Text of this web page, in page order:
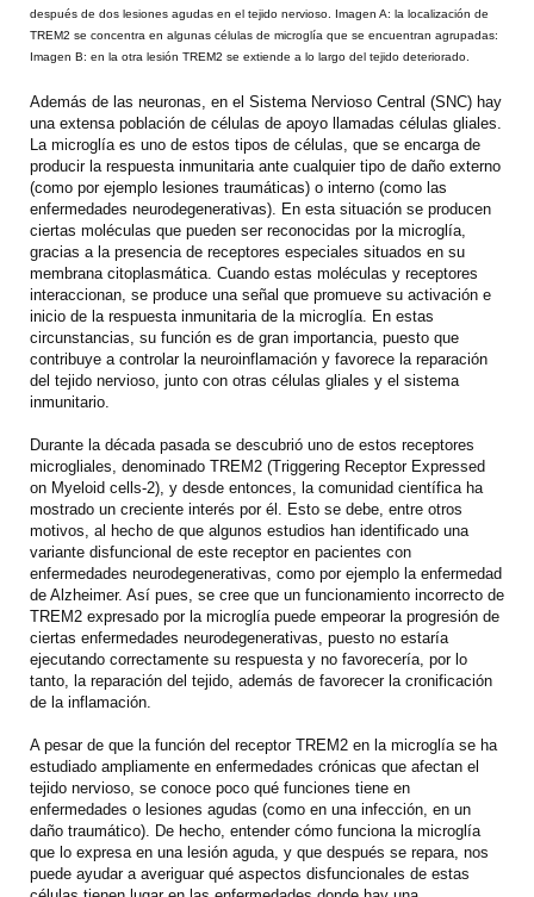
después de dos lesiones agudas en el tejido nervioso. Imagen A: la localización de
TREM2 se concentra en algunas células de microglía que se encuentran agrupadas:
Imagen B: en la otra lesión TREM2 se extiende a lo largo del tejido deteriorado.
Además de las neuronas, en el Sistema Nervioso Central (SNC) hay
una extensa población de células de apoyo llamadas células gliales.
La microglía es uno de estos tipos de células, que se encarga de
producir la respuesta inmunitaria ante cualquier tipo de daño externo
(como por ejemplo lesiones traumáticas) o interno (como las
enfermedades neurodegenerativas). En esta situación se producen
ciertas moléculas que pueden ser reconocidas por la microglía,
gracias a la presencia de receptores especiales situados en su
membrana citoplasmática. Cuando estas moléculas y receptores
interaccionan, se produce una señal que promueve su activación e
inicio de la respuesta inmunitaria de la microglía. En estas
circunstancias, su función es de gran importancia, puesto que
contribuye a controlar la neuroinflamación y favorece la reparación
del tejido nervioso, junto con otras células gliales y el sistema
inmunitario.
Durante la década pasada se descubrió uno de estos receptores
microgliales, denominado TREM2 (Triggering Receptor Expressed
on Myeloid cells-2), y desde entonces, la comunidad científica ha
mostrado un creciente interés por él. Esto se debe, entre otros
motivos, al hecho de que algunos estudios han identificado una
variante disfuncional de este receptor en pacientes con
enfermedades neurodegenerativas, como por ejemplo la enfermedad
de Alzheimer. Así pues, se cree que un funcionamiento incorrecto de
TREM2 expresado por la microglía puede empeorar la progresión de
ciertas enfermedades neurodegenerativas, puesto no estaría
ejecutando correctamente su respuesta y no favorecería, por lo
tanto, la reparación del tejido, además de favorecer la cronificación
de la inflamación.
A pesar de que la función del receptor TREM2 en la microglía se ha
estudiado ampliamente en enfermedades crónicas que afectan el
tejido nervioso, se conoce poco qué funciones tiene en
enfermedades o lesiones agudas (como en una infección, en un
daño traumático). De hecho, entender cómo funciona la microglía
que lo expresa en una lesión aguda, y que después se repara, nos
puede ayudar a averiguar qué aspectos disfuncionales de estas